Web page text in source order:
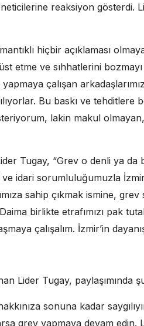
reaksiyon gösterdi.
hiçbir açıklaması
etme ve sıhhatlerini
çalışan
Bu baskı ve
lakin makul
Tugay, “Grev o denli ya da
idari sorumluluğumuzla
sahip çıkmak ismine,
birlikte etrafımızı pak
çalışalım. İzmir’in
Lider Tugay, paylaşımında
sonuna kadar
grev yapmaya devam